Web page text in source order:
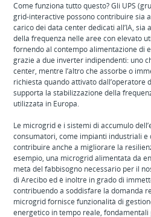
Come funziona tutto questo? Gli UPS
grid‑interactive possono contribuire sia
carico dei data center dedicati all’IA, sia
della frequenza nelle aree con elevato
fornendo al contempo alimentazione di
grazie a due inverter indipendenti: uno
center, mentre l’altro che assorbe o
richiesta quando attivato dall’operatore
supporta la stabilizzazione della
utilizzata in Europa.
Le microgrid e i sistemi di accumulo
consumatori, come impianti industriali e
contribuire anche a migliorare la
esempio, una microgrid alimentata da
metà del fabbisogno necessario per il
di Arecibo ed è inoltre in grado di
contribuendo a soddisfare la domanda
microgrid fornisce funzionalità di
energetico in tempo reale,